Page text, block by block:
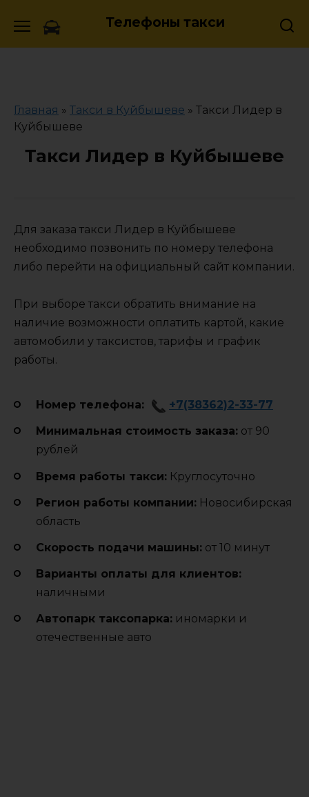
Телефоны такси
Главная » Такси в Куйбышеве » Такси Лидер в
Куйбышеве
Такси Лидер в Куйбышеве
Для заказа такси Лидер в Куйбышеве
необходимо позвонить по номеру телефона
либо перейти на официальный сайт компании.
При выборе такси обратить внимание на
наличие возможности оплатить картой, какие
автомобили у таксистов, тарифы и график
работы.
Номер телефона: +7(38362)2-33-77
Минимальная стоимость заказа: от 90
рублей
Время работы такси: Круглосуточно
Регион работы компании: Новосибирская
область
Cкорость подачи машины: от 10 минут
Варианты оплаты для клиентов:
наличными
Автопарк таксопарка: иномарки и
отечественные авто